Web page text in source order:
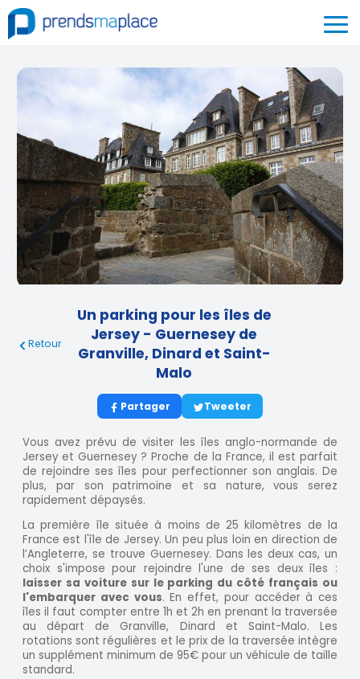
Retour
Un parking pour les îles de
Jersey - Guernesey de
Granville, Dinard et Saint-
Malo
Partager Tweeter
Vous avez prévu de visiter les îles anglo-normande de
Jersey et Guernesey ? Proche de la France, il est parfait
de rejoindre ses îles pour perfectionner son anglais. De
plus, par son patrimoine et sa nature, vous serez
rapidement dépaysés.
La première île située à moins de 25 kilomètres de la
France est l'île de Jersey. Un peu plus loin en direction de
l’Angleterre, se trouve Guernesey. Dans les deux cas, un
choix s'impose pour rejoindre l'une de ses deux îles :
laisser sa voiture sur le parking du côté français ou
l'embarquer avec vous. En effet, pour accéder à ces
îles il faut compter entre 1h et 2h en prenant la traversée
au départ de Granville, Dinard et Saint-Malo. Les
rotations sont régulières et le prix de la traversée intègre
un supplément minimum de 95€ pour un véhicule de taille
standard.